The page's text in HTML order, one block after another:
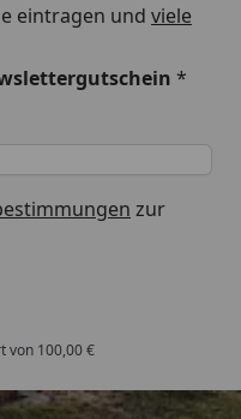
eintragen und viele
*
zur
von 100,00 €